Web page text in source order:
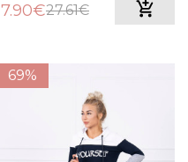
7.90€27.61€
69%